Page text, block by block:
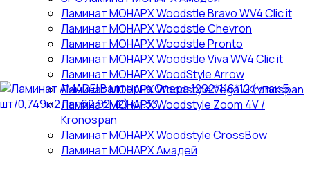
Ламинат МОНАРХ Woodstle Bravo WV4 Clic it
Ламинат МОНАРХ Woodstle Chevron
Ламинат МОНАРХ Woodstle Pronto
Ламинат МОНАРХ Woodstle Viva WV4 Clic it
Ламинат МОНАРХ WoodStyle Arrow
Ламинат МОНАРХ Woodstyle Vega / Kronospan
Ламинат МОНАРХ Woodstyle Zoom 4V /
Kronospan
Ламинат МОНАРХ Woodstyle СrossBow
Ламинат МОНАРХ Амадей